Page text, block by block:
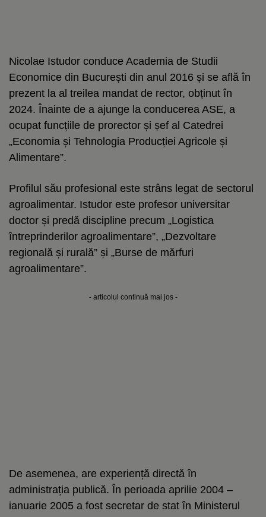
Nicolae Istudor conduce Academia de Studii
Economice din București din anul 2016 și se află în
prezent la al treilea mandat de rector, obținut în
2024. Înainte de a ajunge la conducerea ASE, a
ocupat funcțiile de prorector și șef al Catedrei
„Economia și Tehnologia Producției Agricole și
Alimentare”.
Profilul său profesional este strâns legat de sectorul
agroalimentar. Istudor este profesor universitar
doctor și predă discipline precum „Logistica
întreprinderilor agroalimentare”, „Dezvoltare
regională și rurală” și „Burse de mărfuri
agroalimentare”.
- articolul continuă mai jos -
De asemenea, are experiență directă în
administrația publică. În perioada aprilie 2004 –
ianuarie 2005 a fost secretar de stat în Ministerul